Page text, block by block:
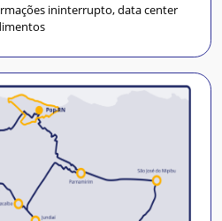
ininterrupto, data center